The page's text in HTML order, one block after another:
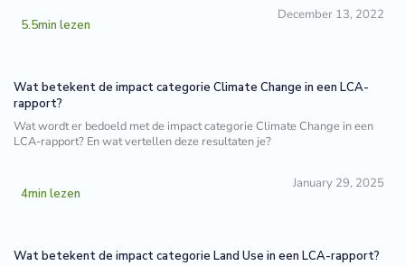
5.5min lezen
December 13, 2022
Wat betekent de impact categorie Climate Change in een LCA-
rapport?
Wat wordt er bedoeld met de impact categorie Climate Change in een
LCA-rapport? En wat vertellen deze resultaten je?
4min lezen
January 29, 2025
Wat betekent de impact categorie Land Use in een LCA-rapport?